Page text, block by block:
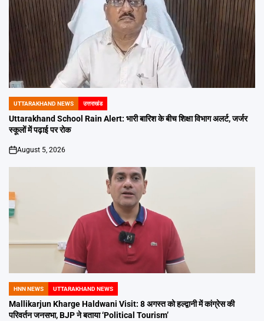
POSTED
IN
UTTARAKHAND NEWS उत्तराखंड
Uttarakhand School Rain Alert: भारी बारिश के बीच शिक्षा विभाग अलर्ट, जर्जर
स्कूलों में पढ़ाई पर रोक
on
August 5, 2026
POSTED
IN
HNN NEWS UTTARAKHAND NEWS
Mallikarjun Kharge Haldwani Visit: 8 अगस्त को हल्द्वानी में कांग्रेस की
परिवर्तन जनसभा, BJP ने बताया ‘Political Tourism’